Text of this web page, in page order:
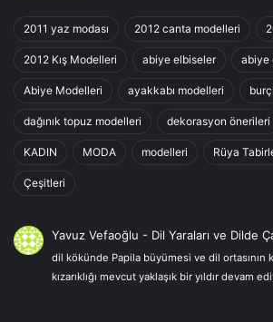
2011 yaz modası 2012 canta modelleri
2012 Kış Modelleri abiye elbiseler abiye
Abiye Modelleri ayakkabı modelleri
dağınık topuz modelleri dekorasyon önerileri
KADIN MODA modelleri Rüya
Çeşitleri
Yavuz Vefaoğlu - Dil Yaraları ve Dilde
dil kökünde Papila büyümesi ve dil ortasının
kızarıklığı mevcut yaklaşık bir yıldır devam